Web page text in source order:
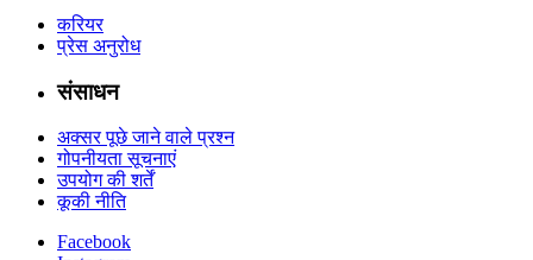
करियर
प्रेस अनुरोध
संसाधन
अक्सर पूछे जाने वाले प्रश्न
गोपनीयता सूचनाएं
उपयोग की शर्तें
कूकी नीति
Facebook